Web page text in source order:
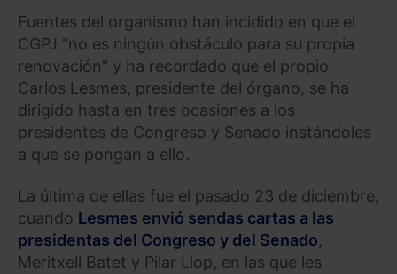
Fuentes del organismo han incidido en que el
CGPJ "no es ningún obstáculo para su propia
renovación" y ha recordado que el propio
Carlos Lesmes, presidente del órgano, se ha
dirigido hasta en tres ocasiones a los
presidentes de Congreso y Senado instándoles
a que se pongan a ello.
La última de ellas fue el pasado 23 de diciembre,
cuando Lesmes envió sendas cartas a las
presidentas del Congreso y del Senado,
Meritxell Batet y Pilar Llop, en las que les